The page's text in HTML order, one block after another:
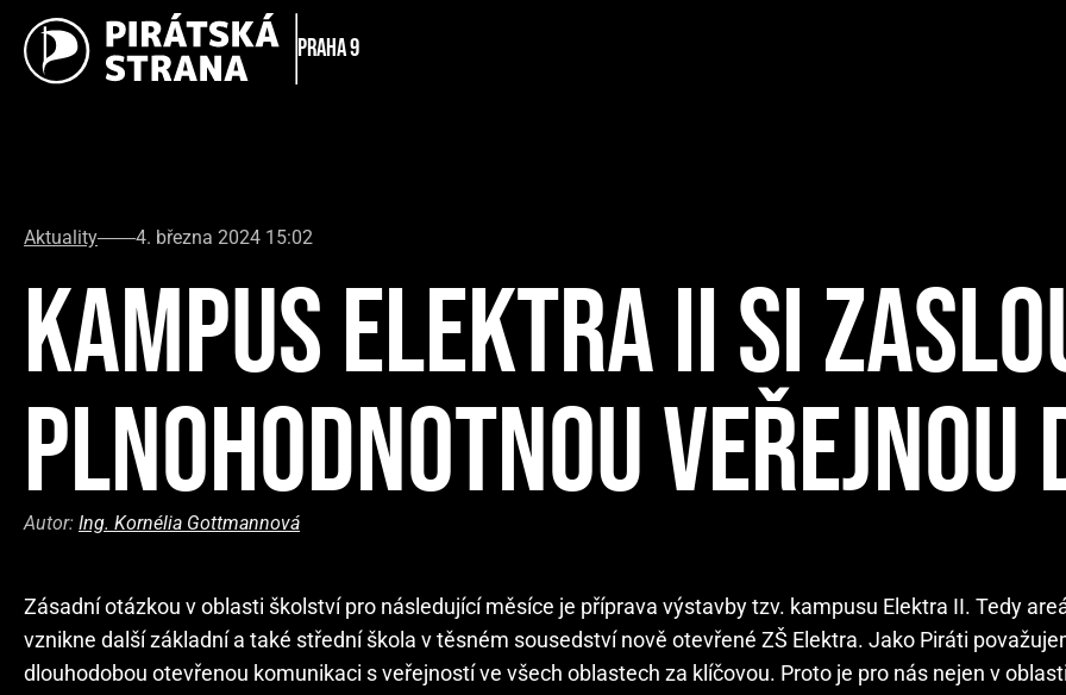
Praha 9
Aktuality 4. března 2024 15:02
KAMPUS ELEKTRA II SI
PLNOHODNOTNOU VEŘEJNOU
Autor: Ing. Kornélia Gottmannová
Zásadní otázkou v oblasti školství pro následující měsíce je příprava výstavby tzv. kampusu Elektra II. Tedy
vznikne další základní a také střední škola v těsném sousedství nově otevřené ZŠ Elektra. Jako Piráti
dlouhodobou otevřenou komunikaci s veřejností ve všech oblastech za klíčovou. Proto je pro nás nejen v